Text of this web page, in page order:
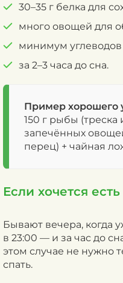
30–35 г белка для
много овощей для
минимум
за 2–3 часа до сна.
Пример хорошего
150 г рыбы (треска
запечённых
перец) + чайная
Если хочется
Бывают вечера, когда
в 23:00 — и за час до
этом случае не нужно
спать.